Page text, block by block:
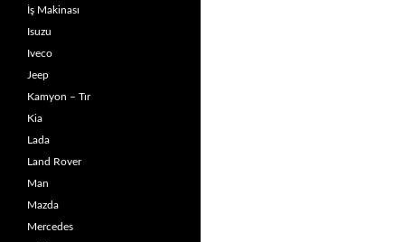
İş Makinası
Isuzu
Iveco
Jeep
Kamyon – Tır
Kia
Lada
Land Rover
Man
Mazda
Mercedes